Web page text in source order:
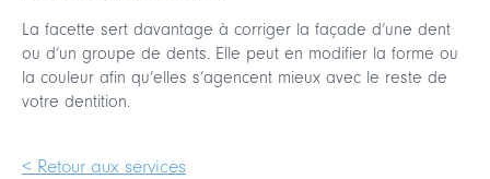
La facette sert davantage à corriger la façade d’une dent
ou d’un groupe de dents. Elle peut en modifier la forme ou
la couleur afin qu’elles s’agencent mieux avec le reste de
votre dentition.
< Retour aux services